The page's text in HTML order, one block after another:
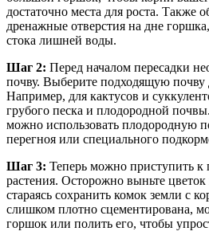
достаточно места для роста. Также
дренажные отверстия на дне
стока лишней воды.
Шаг 2: Перед началом пересадки
почву. Выберите подходящую почву
Например, для кактусов и
грубого песка и плодородной
можно использовать плодородную
перегноя или специального
Шаг 3: Теперь можно приступить к
растения. Осторожно выньте цветок
стараясь сохранить комок земли с
слишком плотно сцементирована,
горшок или полить его, чтобы